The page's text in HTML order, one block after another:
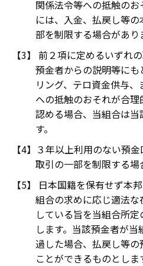
関係法令等への抵触の
には、入金、払戻し等
部を制限する場合があり
前２項に定めるいずれ
預金者からの説明等に
リング、テロ資金供与
への抵触のおそれが合
認める場合、当組合は
す。
３年以上利用のない預
取引の一部を制限する場
日本国籍を保有せず本
組合の求めに応じ適法
している旨を当組合所
します。当該預金者が
過した場合、払戻し等
ことができるものとしま